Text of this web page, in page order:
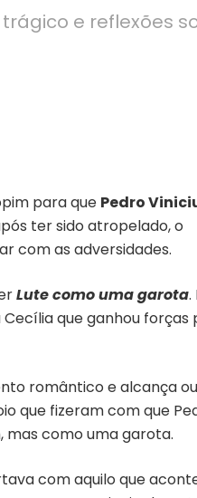
e reflexões
para que Pedro
ter sido atropelado, o
com as adversidades.
Lute como uma garota.
que ganhou forças
romântico e alcança
que fizeram com que
mas como uma garota.
com aquilo que